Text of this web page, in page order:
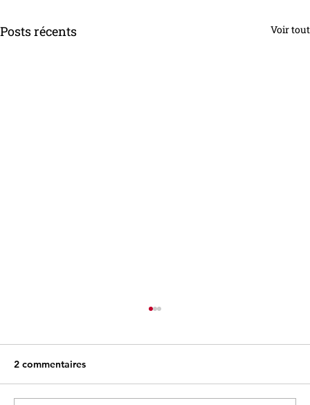
Posts récents Voir tout
2 commentaires